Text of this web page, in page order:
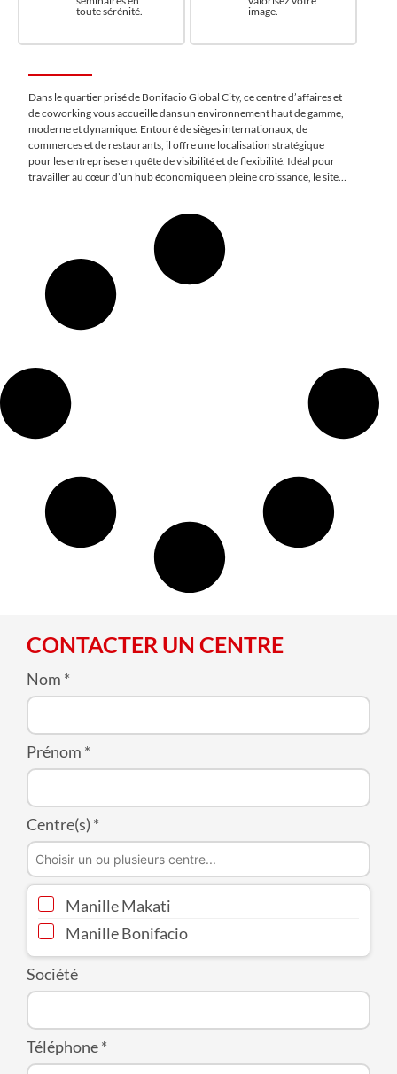
toute sérénité.
image.
Dans le quartier prisé de Bonifacio Global City, ce centre d’affaires et
de coworking vous accueille dans un environnement haut de gamme,
moderne et dynamique. Entouré de sièges internationaux, de
commerces et de restaurants, il offre une localisation stratégique
pour les entreprises en quête de visibilité et de flexibilité. Idéal pour
travailler au cœur d’un hub économique en pleine croissance, le site
CONTACTER UN CENTRE
Nom *
Prénom *
Centre(s) *
Manille Makati
Manille Bonifacio
Société
Téléphone*